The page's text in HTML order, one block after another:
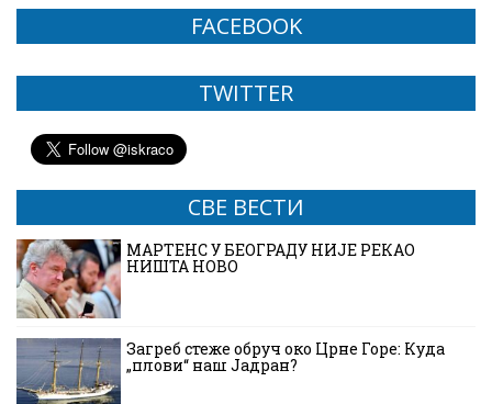
FACEBOOK
TWITTER
СВЕ ВЕСТИ
МАРТЕНС У БЕОГРАДУ НИЈЕ РЕКАО
НИШТА НОВО
Загреб стеже обруч око Црне Горе: Куда
„плови“ наш Јадран?